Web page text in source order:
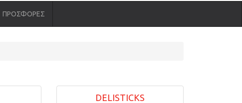
ΠΡΟΣΦΟΡΕΣ
DELISTICKS